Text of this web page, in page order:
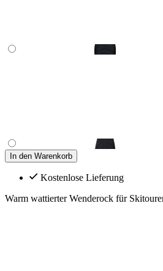
In den Warenkorb
Kostenlose Lieferung
Warm wattierter Wenderock für